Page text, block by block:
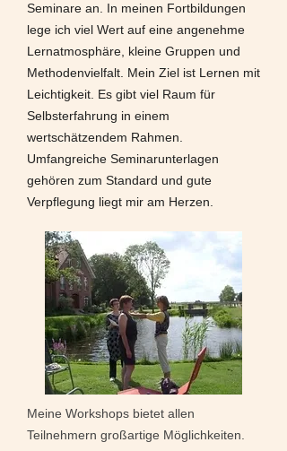
Seminare an. In meinen Fortbildungen
lege ich viel Wert auf eine angenehme
Lernatmosphäre, kleine Gruppen und
Methodenvielfalt. Mein Ziel ist Lernen mit
Leichtigkeit. Es gibt viel Raum für
Selbsterfahrung in einem
wertschätzendem Rahmen.
Umfangreiche Seminarunterlagen
gehören zum Standard und gute
Verpflegung liegt mir am Herzen.
Meine Workshops bietet allen
Teilnehmern großartige Möglichkeiten.